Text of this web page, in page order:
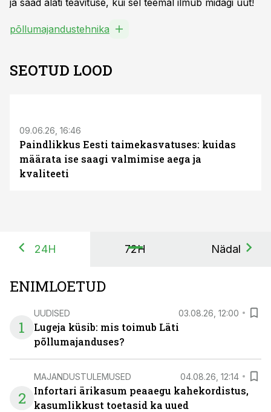
ja saad alati teavituse, kui sel teemal ilmub midagi uut!
põllumajandustehnika
SEOTUD LOOD
09.06.26, 16:46
Paindlikkus Eesti taimekasvatuses: kuidas
määrata ise saagi valmimise aega ja
kvaliteeti
24H 72H Nädal
ENIMLOETUD
1
UUDISED 03.08.26, 12:00
Lugeja küsib: mis toimub Läti
põllumajanduses?
2
MAJANDUSTULEMUSED 04.08.26, 12:14
Infortari ärikasum peaaegu kahekordistus,
kasumlikkust toetasid ka uued